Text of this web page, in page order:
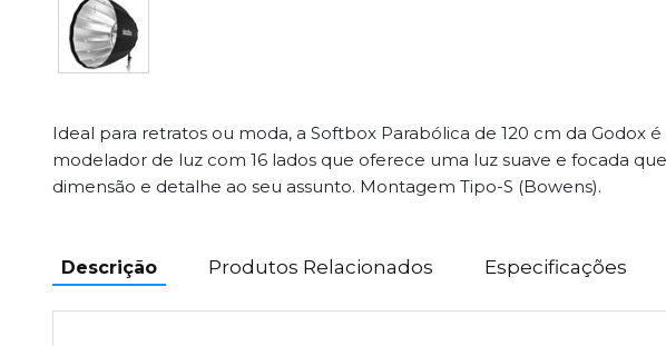
Ideal para retratos ou moda, a Softbox Parabólica de 120 cm da Godox
modelador de luz com 16 lados que oferece uma luz suave e focada
dimensão e detalhe ao seu assunto. Montagem Tipo-S (Bowens).
Descrição Produtos Relacionados Especificações